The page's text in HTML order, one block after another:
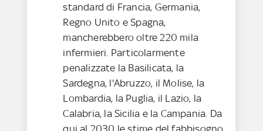
standard di Francia, Germania,
Regno Unito e Spagna,
mancherebbero oltre 220 mila
infermieri. Particolarmente
penalizzate la Basilicata, la
Sardegna, l'Abruzzo, il Molise, la
Lombardia, la Puglia, il Lazio, la
Calabria, la Sicilia e la Campania. Da
qui al 2030 le stime del fabbisogno